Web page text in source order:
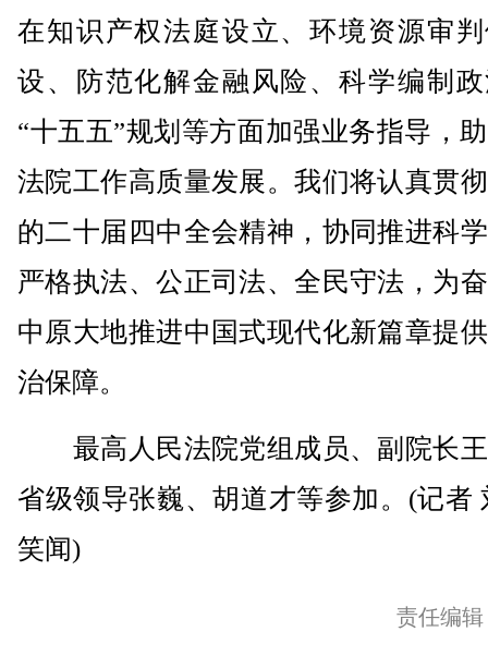
在知识产权法庭设立、环境资源审
设、防范化解金融风险、科学编制
“十五五”规划等方面加强业务指导，
法院工作高质量发展。我们将认真贯
的二十届四中全会精神，协同推进科
严格执法、公正司法、全民守法，为
中原大地推进中国式现代化新篇章提
治保障。
最高人民法院党组成员、副院长
省级领导张巍、胡道才等参加。(记者
笑闻)
责任编